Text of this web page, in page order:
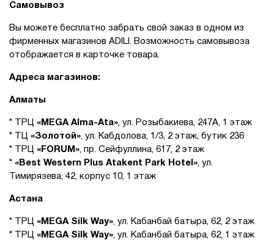
Самовывоз
Вы можете бесплатно забрать свой заказ в одном из
фирменных магазинов ADILI. Возможность самовывоза
отображается в карточке товара.
Адреса магазинов:
Алматы
* ТРЦ «MEGA Alma-Ata» , ул. Розыбакиева, 247А, 1 этаж
* ТЦ «Золотой» , ул. Кабдолова, 1/3, 2 этаж, бутик 236
* ТРЦ «FORUM» , пр. Сейфуллина, 617, 2 этаж
* «Best Western Plus Atakent Park Hotel» , ул.
Тимирязева, 42, корпус 10, 1 этаж
Астана
* ТРЦ «MEGA Silk Way» , ул. Кабанбай батыра, 62, 2 этаж
* ТРЦ «MEGA Silk Way» , ул. Кабанбай батыра, 62, 1 этаж